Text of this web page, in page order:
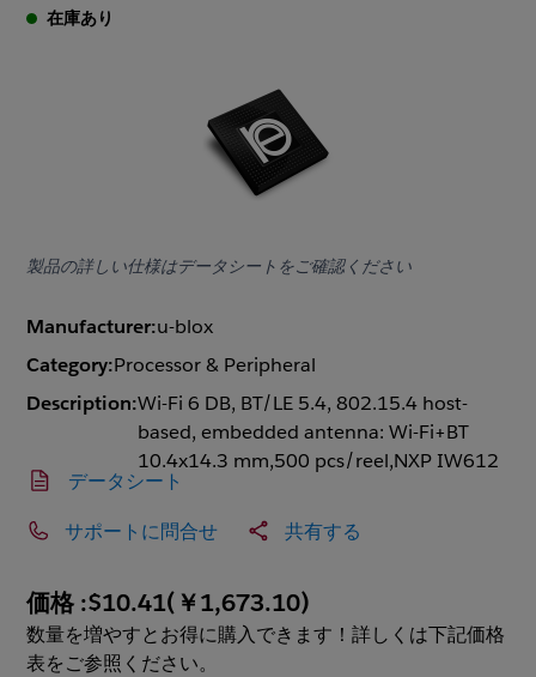
在庫あり
製品の詳しい仕様はデータシートをご確認ください
Manufacturer:u-blox
Category:Processor & Peripheral
Description:Wi-Fi 6 DB, BT/LE 5.4, 802.15.4 host-
based, embedded antenna: Wi-Fi+BT
10.4x14.3 mm,500 pcs/reel,NXP IW612
データシート
サポートに問合せ 共有する
価格 :$10.41(￥1,673.10)
数量を増やすとお得に購入できます！詳しくは下記価格
表をご参照ください。